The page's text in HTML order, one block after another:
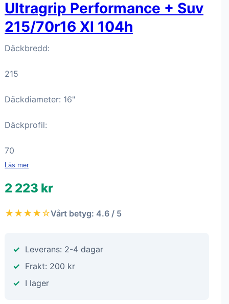
Ultragrip Performance + Suv
215/70r16 Xl 104h
Däckbredd:
215
Däckdiameter: 16"
Däckprofil:
70
Läs mer
2 223 kr
★★★★☆Vårt betyg: 4.6 / 5
Leverans: 2-4 dagar
Frakt: 200 kr
I lager